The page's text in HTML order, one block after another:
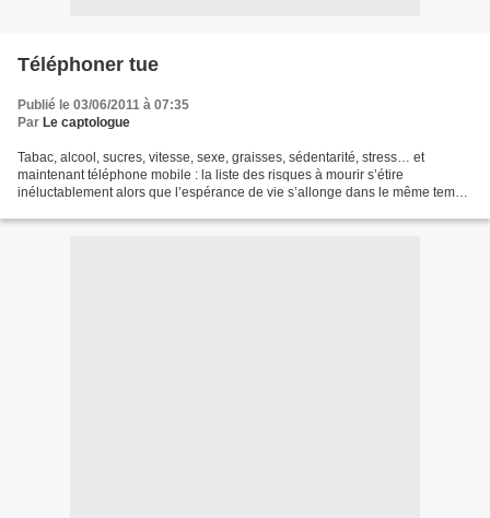
Téléphoner tue
Publié le 03/06/2011 à 07:35
Par Le captologue
Tabac, alcool, sucres, vitesse, sexe, graisses, sédentarité, stress… et
maintenant téléphone mobile : la liste des risques à mourir s’étire
inéluctablement alors que l’espérance de vie s’allonge dans le même temps